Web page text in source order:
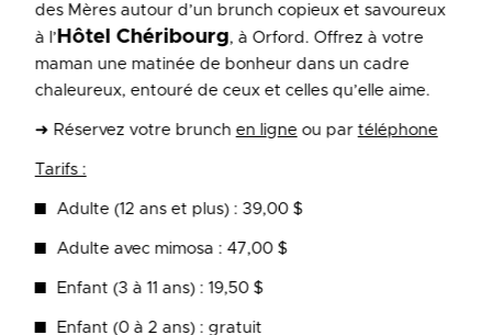
des Mères autour d’un brunch copieux et savoureux
à l’ Hôtel Chéribourg, à Orford. Offrez à votre
maman une matinée de bonheur dans un cadre
chaleureux, entouré de ceux et celles qu’elle aime.
➜ Réservez votre brunch en ligneou partéléphone
Tarifs :
Adulte (12 ans et plus) : 39,00 $
Adulte avec mimosa : 47,00 $
Enfant (3 à 11 ans) : 19,50 $
Enfant (0 à 2 ans) : gratuit